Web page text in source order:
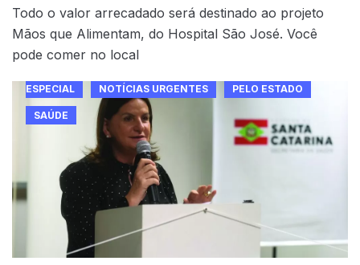
Todo o valor arrecadado será destinado ao projeto
Mãos que Alimentam, do Hospital São José. Você
pode comer no local
ESPECIAL NOTÍCIAS URGENTES PELO ESTADO
SAÚDE